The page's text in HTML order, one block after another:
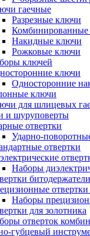
гаечные
Разрезные ключи
Накидные ключи
Рожковые ключи
ключей
ключи
Односторонние
ключи
для шлицевых
и шуруповерты
отвертки
Ударно-
отвертки
Наборы
битодержатели
Наборы
для золотника
отверток
губцевый